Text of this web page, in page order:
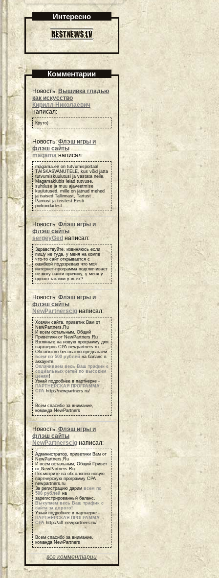
Интересно
Комментарии
Новость: Вышивка гладью
как искусство
Кирилл Николаевич
написал:
Круто)
Новость:Флэш игры и
флэш сайты
magamaнаписал:
magama.ee on tutvumisportaal
TÄISKASVANUTELE, kus võid jätta
tutvumiskuulutusi ja vastata neile.
Magamaklubis leiad tutvuse,
suhtluse ja muu ajaveetmise
kuulutused, mille on jätnud mehed
ja naised Tallinnast, Tartust ,
Pärnust ja teistest Eesti
piirkondadest.
Новость: Флэш игры и
флэш сайты
sergeyGed написал:
Здравствуйте, извиняюсь если
пишу не туда, у меня на компе
что-то сайт открывается с
ошибкой подозреваю что моя
интернет-программа подглючивает
не могу найти причину, у меня у
одного так или у всех?
Новость: Флэш игры и
флэш сайты
NewPartnerscig написал:
Хозяин сайта, приветик Вам от
NewPartners.Ru
И всем остальным, Общий
Приветики от NewPartners.Ru
Взгляньте на новую программу для
партнеров СРА newpartners.ru
Обсолютно бесплатно предлагаем
всем по 500 рублей на баланс в
аккаунте.
Оплачиваем весь Ваш трафик с
социальных сетей по высоким
ценам!
Узнай подробнее в партнерке -
ПАРТНЕРСКАЯ ПРОГРАММА
СРА http://newpartners.ru/
Всем спасибо за внимание,
команда NewPartners
Новость:Флэш игры и
флэш сайты
NewPartnerscigнаписал:
Администратор, приветики Вам от
NewPartners.Ru
И всем остальным, Общий Привет
от NewPartners.Ru
Посмотрите на обсолютно новую
партнерскую программу СРА
newpartners.ru
За регистрацию дарим всем по
500 рублей на
зарегистрированный баланс.
Выкупаем весь Ваш трафик с
сайта за дорого!
Узнай подробнее в партнерке -
ПАРТНЕРСКАЯ ПРОГРАММА
СРА http://aff.newpartners.ru/
Всем спасибо за внимание,
команда NewPartners
все комментарии